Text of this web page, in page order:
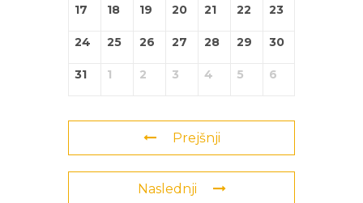
17 18 19 20 21 22 23
24 25 26 27 28 29 30
31 1 2 3 4 5 6
Prejšnji
Naslednji